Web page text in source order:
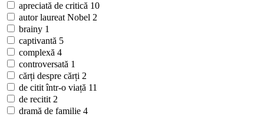
apreciată de critică 10
autor laureat Nobel 2
brainy 1
captivantă 5
complexă 4
controversată 1
cărți despre cărți 2
de citit într-o viață 11
de recitit 2
dramă de familie 4